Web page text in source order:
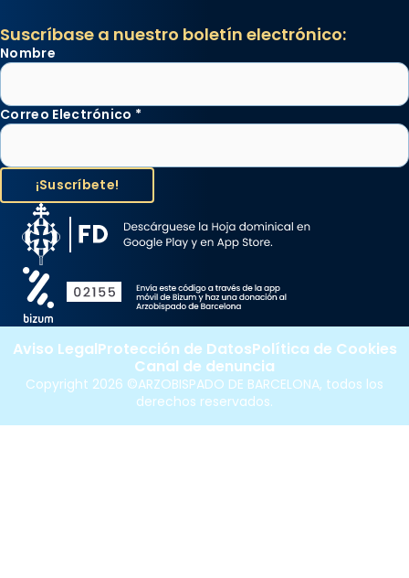
Suscríbase a nuestro boletín electrónico:
Nombre
Correo Electrónico *
Copyright 2026 ©ARZOBISPADO DE BARCELONA, todos los
derechos reservados.
Aviso LegalProtección de DatosPolítica de Cookies
Canal de denuncia